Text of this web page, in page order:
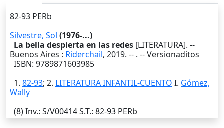
82-93 PERb
Silvestre, Sol (1976-...)
La bella despierta en las redes [LITERATURA]. --
Buenos Aires : Riderchail, 2019. -- . -- Versionaditos
ISBN: 9789871603985
1. 82-93; 2. LITERATURA INFANTIL-CUENTO I. Gómez,
Wally
(8)Inv.: S/V00414S.T.: 82-93 PERb